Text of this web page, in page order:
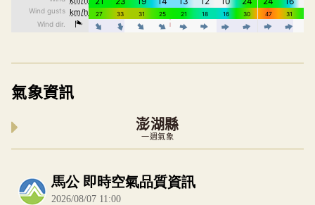
氣象資訊
澎湖縣
一週氣象
內嵌空氣品質小工具為視覺預覽，完整即時空